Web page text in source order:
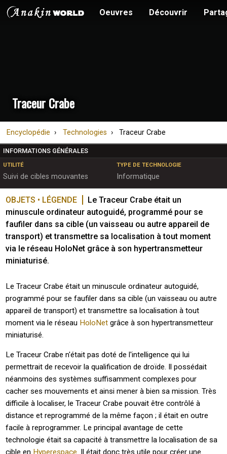
Oeuvres Découvrir
Traceur Crabe
Encyclopédie Technologies Traceur Crabe
INFORMATIONS GÉNÉRALES
UTILITÉ
Suivi de cibles mouvantes
TYPE DE TECHNOLOGIE
Informatique
OBJETS • LÉGENDE
Le Traceur Crabe était un
minuscule ordinateur autoguidé, programmé pour se
faufiler dans sa cible (un vaisseau ou autre appareil de
transport) et transmettre sa localisation à tout moment
via le réseau HoloNet grâce à son hypertransmetteur
miniaturisé.
Le Traceur Crabe était un minuscule ordinateur autoguidé,
programmé pour se faufiler dans sa cible (un vaisseau ou autre
appareil de transport) et transmettre sa localisation à tout
moment via le réseau HoloNet grâce à son hypertransmetteur
miniaturisé.
Le Traceur Crabe n'était pas doté de l'intelligence qui lui
permettrait de recevoir la qualification de droïde. Il possédait
néanmoins des systèmes suffisamment complexes pour
cacher ses mouvements et ainsi mener à bien sa mission. Très
difficile à localiser, le Traceur Crabe pouvait être contrôlé à
distance et reprogrammé de la même façon ; il était en outre
facile à reprogrammer. Le principal avantage de cette
technologie était sa capacité à transmettre la localisation de sa
cible en Hyperespace . Il était donc très utile pour créer une